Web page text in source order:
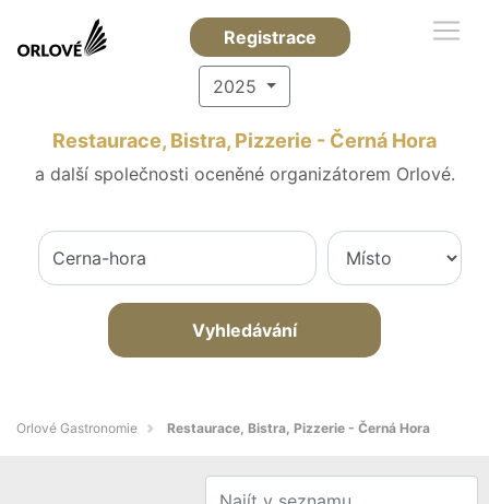
Registrace
2025
Restaurace, Bistra, Pizzerie - Černá Hora
a další společnosti oceněné organizátorem Orlové.
Vyhledávání
Orlové Gastronomie Restaurace, Bistra, Pizzerie - Černá Hora